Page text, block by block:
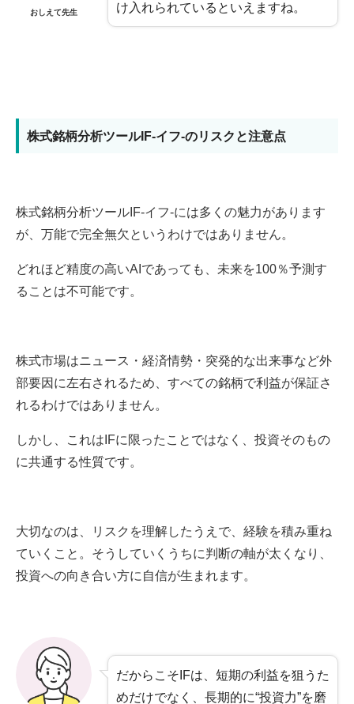
おしえて先生
け入れられているといえますね。
株式銘柄分析ツールIF-イフ-のリスクと注意点
株式銘柄分析ツールIF-イフ-には多くの魅力があります
が、万能で完全無欠というわけではありません。
どれほど精度の高いAIであっても、未来を100％予測す
ることは不可能です。
株式市場はニュース・経済情勢・突発的な出来事など外
部要因に左右されるため、すべての銘柄で利益が保証さ
れるわけではありません。
しかし、これはIFに限ったことではなく、投資そのもの
に共通する性質です。
大切なのは、リスクを理解したうえで、経験を積み重ね
ていくこと。そうしていくうちに判断の軸が太くなり、
投資への向き合い方に自信が生まれます。
だからこそIFは、短期の利益を狙うた
めだけでなく、長期的に“投資力”を磨